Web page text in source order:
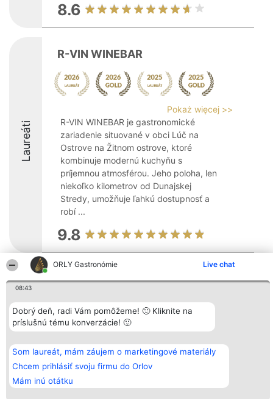
ORLY Gastronómie Live chat
08:43
Dobrý deň, radi Vám pomôžeme! 🙂 Kliknite na
príslušnú tému konverzácie! 🙂
Som laureát, mám záujem o marketingové materiály
Chcem prihlásiť svoju firmu do Orlov
Mám inú otátku
8.6
Laureáti
R-VIN WINEBAR
Pokaż więcej >>
R-VIN WINEBAR je gastronomické
zariadenie situované v obci Lúč na
Ostrove na Žitnom ostrove, ktoré
kombinuje modernú kuchyňu s
príjemnou atmosférou. Jeho poloha, len
niekoľko kilometrov od Dunajskej
Stredy, umožňuje ľahkú dostupnosť a
robí ...
9.8
Bright Side Solutions sp. z o.
ul. Ruska 22
Wrocław 50-079
KRS 0000749100 | Regon
381313360 | NIP 8943132676
wszystkich
Laureatów
Podmienky
Obchodné
Zásady
osobných